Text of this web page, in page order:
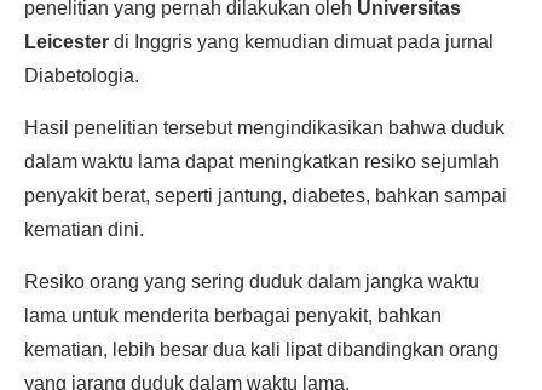
penelitian yang pernah dilakukan oleh Universitas
Leicester di Inggris yang kemudian dimuat pada jurnal
Diabetologia.
Hasil penelitian tersebut mengindikasikan bahwa duduk
dalam waktu lama dapat meningkatkan resiko sejumlah
penyakit berat, seperti jantung, diabetes, bahkan sampai
kematian dini.
Resiko orang yang sering duduk dalam jangka waktu
lama untuk menderita berbagai penyakit, bahkan
kematian, lebih besar dua kali lipat dibandingkan orang
yang jarang duduk dalam waktu lama.